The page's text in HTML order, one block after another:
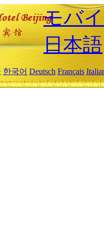
モバ
日本語
한국어 Deutsch Français